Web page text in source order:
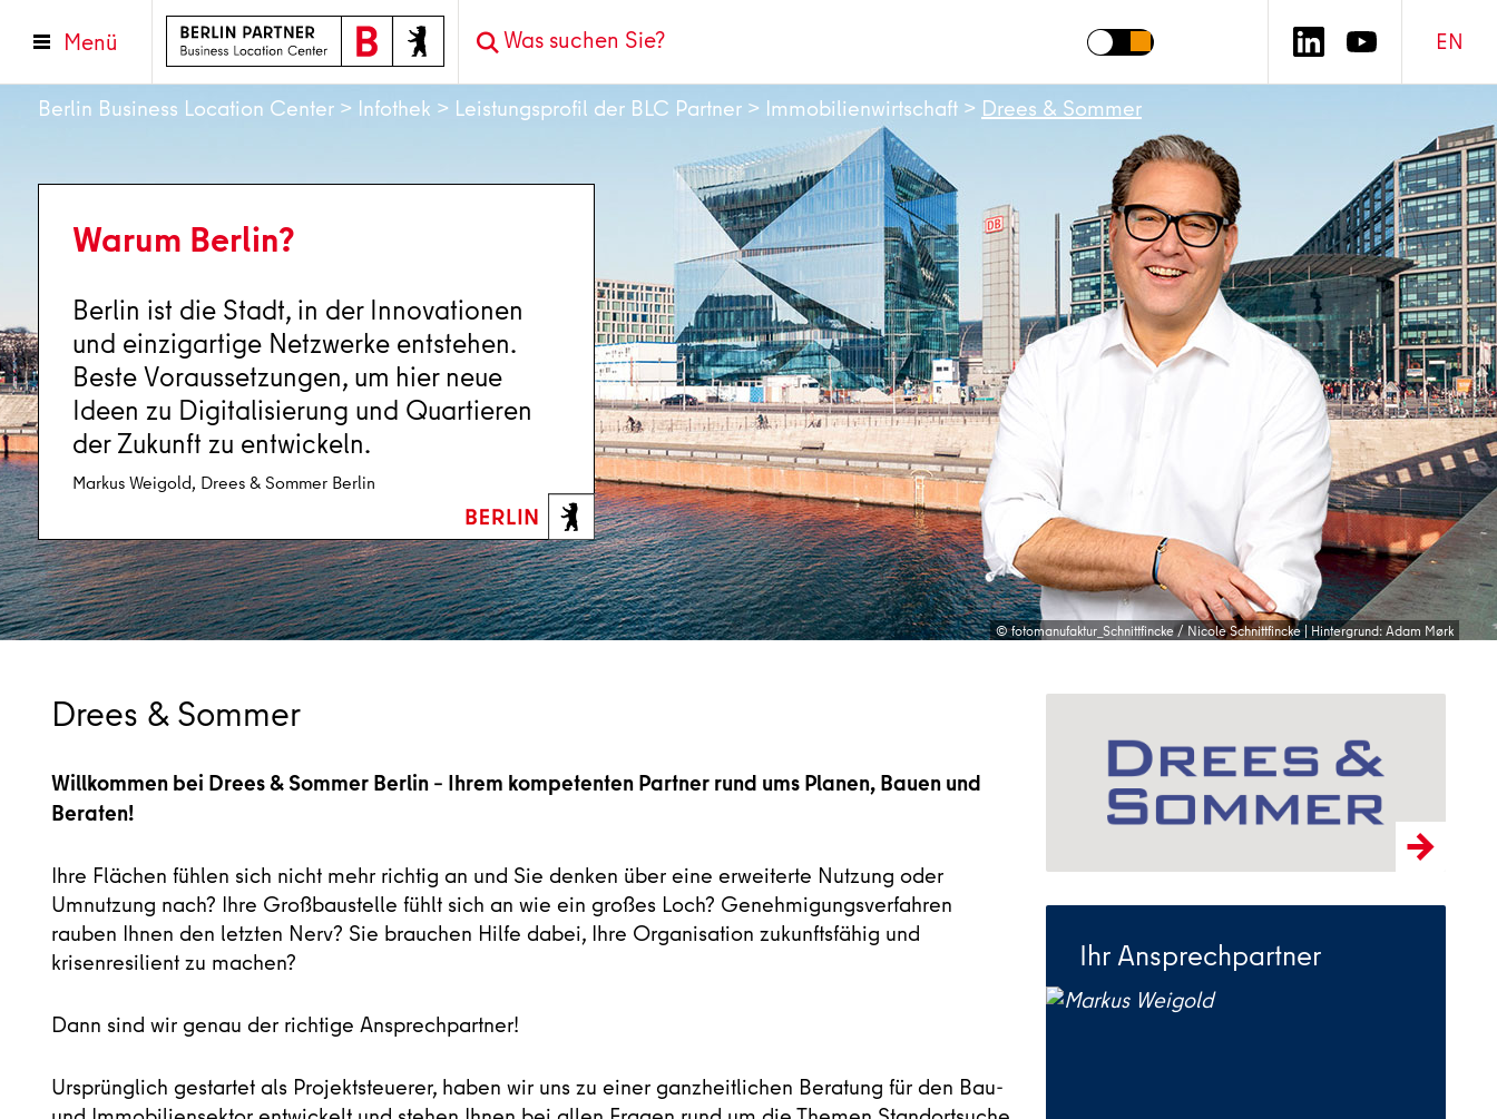
Menü EN
Berlin Business Location Center > Infothek > Leistungsprofil der BLC Partner > Immobilienwirtschaft > Drees & Sommer
Warum Berlin?
Berlin ist die Stadt, in der Innovationen
und einzigartige Netzwerke entstehen.
Beste Voraussetzungen, um hier neue
Ideen zu Digitalisierung und Quartieren
der Zukunft zu entwickeln.
Markus Weigold, Drees & Sommer Berlin
© fotomanufaktur_Schnittfincke / Nicole Schnittfincke | Hintergrund: Adam Mørk
Drees & Sommer
Willkommen bei Drees & Sommer Berlin – Ihrem kompetenten Partner rund ums Planen, Bauen und
Beraten!
Ihre Flächen fühlen sich nicht mehr richtig an und Sie denken über eine erweiterte Nutzung oder
Umnutzung nach? Ihre Großbaustelle fühlt sich an wie ein großes Loch? Genehmigungsverfahren
rauben Ihnen den letzten Nerv? Sie brauchen Hilfe dabei, Ihre Organisation zukunftsfähig und
krisenresilient zu machen?
Dann sind wir genau der richtige Ansprechpartner!
Ursprünglich gestartet als Projektsteuerer, haben wir uns zu einer ganzheitlichen Beratung für den Bau-
Ihr Ansprechpartner